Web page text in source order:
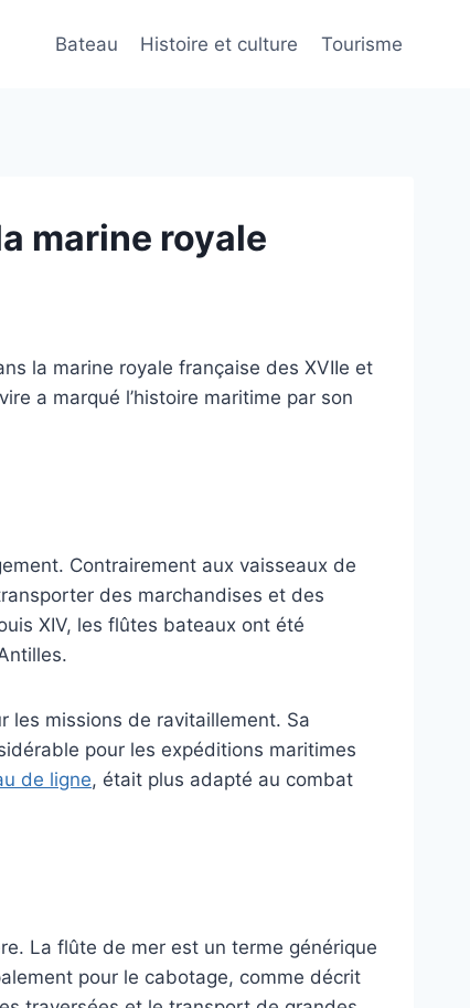
Bateau Histoire et culture Tourisme
marine royale
la marine royale française des XVIIe et
a marqué l’histoire maritime par son
Contrairement aux vaisseaux de
des marchandises et des
XIV, les flûtes bateaux ont été
les missions de ravitaillement. Sa
pour les expéditions maritimes
de ligne, était plus adapté au combat
La flûte de mer est un terme générique
pour le cabotage, comme décrit